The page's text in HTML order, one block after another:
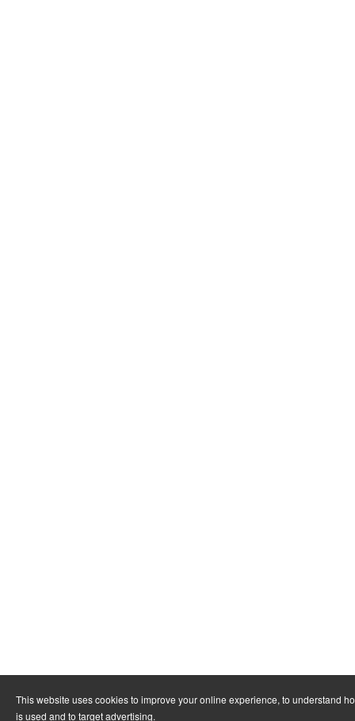
This website uses cookies to improve your online experience, to understand
is used and to target advertising.